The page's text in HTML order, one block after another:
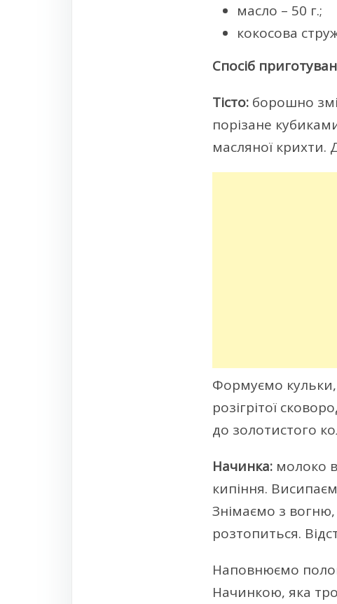
масло – 50 г.;
кокосова
Спосіб
Тісто: борошно
порізане
масляної крихти.
Формуємо кульки,
розігрітої
до золотистого
Начинка: молоко
кипіння.
Знімаємо з
розтопиться.
Наповнюємо
Начинкою, яка